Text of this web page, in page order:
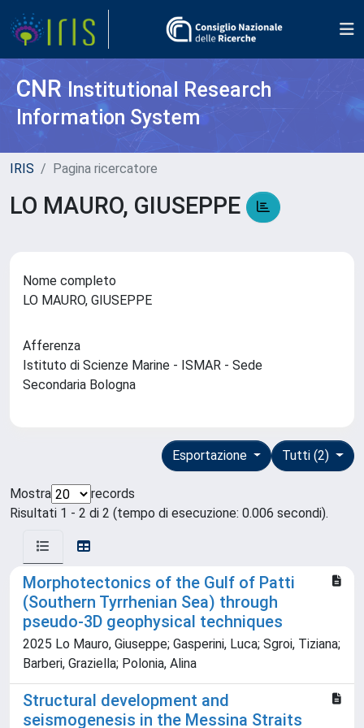
CNR Institutional Research
Information System
IRIS Pagina ricercatore
LO MAURO, GIUSEPPE
Nome completo
LO MAURO, GIUSEPPE
Afferenza
Istituto di Scienze Marine - ISMAR - Sede
Secondaria Bologna
Tutti (2)
Esportazione
Mostra
records
Risultati 1 - 2 di 2 (tempo di esecuzione: 0.006 secondi).
Morphotectonics of the Gulf of Patti
(Southern Tyrrhenian Sea) through
pseudo-3D geophysical techniques
2025 Lo Mauro, Giuseppe; Gasperini, Luca; Sgroi, Tiziana;
Barberi, Graziella; Polonia, Alina
Structural development and
seismogenesis in the Messina Straits